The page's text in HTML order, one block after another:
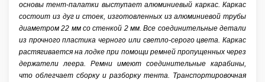
основы тент-палатки выступает алюминиевый каркас. Каркас
состоит из дуг и стоек, изготовленных из алюминиевой трубы
диаметром 22 мм со стенкой 2 мм. Все соединительные детали
из прочного пластика черного или светло-серого цвета. Каркас
растягивается на лодке при помощи ремней пропущенных через
держатели леера. Ремни имеют соединительные карабины,
что облегчает сборку и разборку тента. Транспортировочная